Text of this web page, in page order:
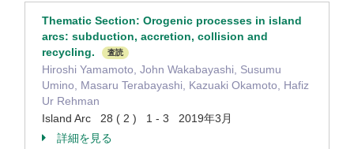
Thematic Section: Orogenic processes in island
arcs: subduction, accretion, collision and
recycling.
査読
Hiroshi Yamamoto, John Wakabayashi, Susumu
Umino, Masaru Terabayashi, Kazuaki Okamoto, Hafiz
Ur Rehman
Island Arc 28 ( 2 ) 1 - 3 2019年3月
詳細を見る